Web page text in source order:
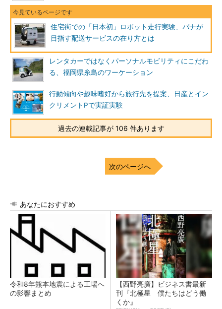
住宅街での「日本初」ロボット走行実験、パナが
目指す配送サービスの在り方とは
レンタカーではなくパーソナルモビリティにこだわ
る、福岡県糸島のワーケーション
行動傾向や趣味嗜好から旅行先を提案、日産とイン
クリメントPで実証実験
過去の連載記事が 106 件あります
次のページへ
あなたにおすすめ
令和8年熊本地震による工場へ
の影響まとめ
【西野亮廣】ビジネス書最新
刊『北極星 僕たちはどう働
くか』